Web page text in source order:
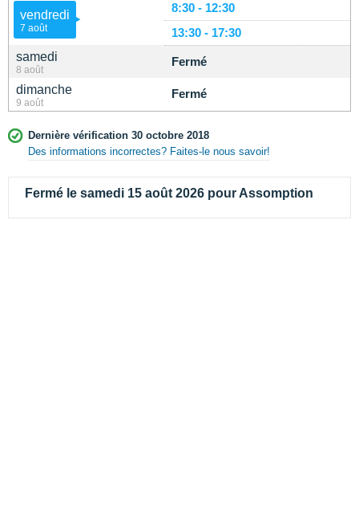
vendredi
7 août
8:30 - 12:30
13:30 - 17:30
samedi
8 août
Fermé
dimanche
9 août
Fermé
Dernière vérification 30 octobre 2018
Des informations incorrectes? Faites-le nous savoir!
Fermé le samedi 15 août 2026 pour Assomption